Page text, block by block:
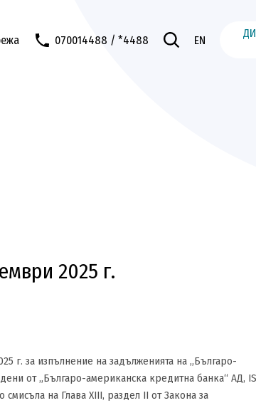
070014488 / *4488 EN
2025 г.
г. за изпълнение на задълженията на „Българо-
от „Българо-американска кредитна банка“ АД,
на Глава XIII, раздел II от Закона за